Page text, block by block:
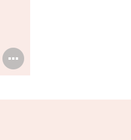
打
开
图